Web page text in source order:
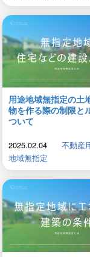
用途地域無指定の土
物を作る際の制限と
ついて
2025.02.04 不動産
地域無指定